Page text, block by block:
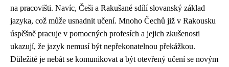
na pracovišti. Navíc, Češi a Rakušané sdílí slovanský základ
jazyka, což může usnadnit učení. Mnoho Čechů již v Rakousku
úspěšně pracuje v pomocných profesích a jejich zkušenosti
ukazují, že jazyk nemusí být nepřekonatelnou překážkou.
Důležité je nebát se komunikovat a být otevřený učení se novým